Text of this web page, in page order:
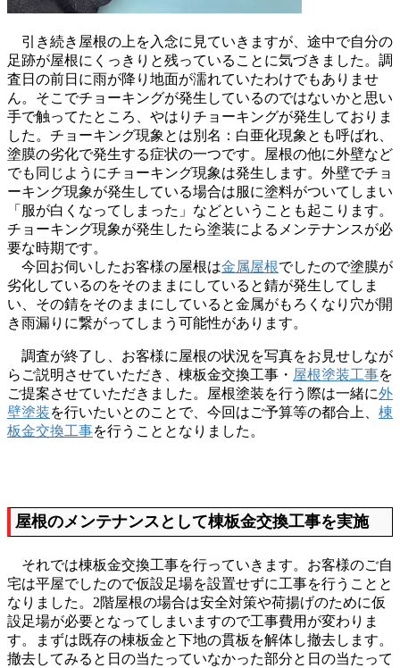
引き続き屋根の上を入念に見ていきますが、途中で自分の
足跡が屋根にくっきりと残っていることに気づきました。調
査日の前日に雨が降り地面が濡れていたわけでもありませ
ん。そこでチョーキングが発生しているのではないかと思い
手で触ってたところ、やはりチョーキングが発生しておりま
した。チョーキング現象とは別名：白亜化現象とも呼ばれ、
塗膜の劣化で発生する症状の一つです。屋根の他に外壁など
でも同じようにチョーキング現象は発生します。外壁でチョ
ーキング現象が発生している場合は服に塗料がついてしまい
「服が白くなってしまった」などということも起こります。
チョーキング現象が発生したら塗装によるメンテナンスが必
要な時期です。
今回お伺いしたお客様の屋根は金属屋根でしたので塗膜が
劣化しているのをそのままにしていると錆が発生してしま
い、その錆をそのままにしていると金属がもろくなり穴が開
き雨漏りに繋がってしまう可能性があります。
調査が終了し、お客様に屋根の状況を写真をお見せしなが
らご説明させていただき、棟板金交換工事・ 屋根塗装工事を
ご提案させていただきました。屋根塗装を行う際は一緒に外
壁塗装を行いたいとのことで、今回はご予算等の都合上、 棟
板金交換工事を行うこととなりました。
屋根のメンテナンスとして棟板金交換工事を実施
それでは棟板金交換工事を行っていきます。お客様のご自
宅は平屋でしたので仮設足場を設置せずに工事を行うことと
なりました。2階屋根の場合は安全対策や荷揚げのために仮
設足場が必要となってしまいますので工事費用が変わりま
す。まずは既存の棟板金と下地の貫板を解体し撤去します。
撤去してみると日の当たっていなかった部分と日の当たって